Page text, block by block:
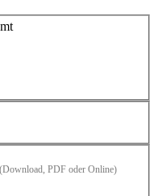
PDF oder Online)